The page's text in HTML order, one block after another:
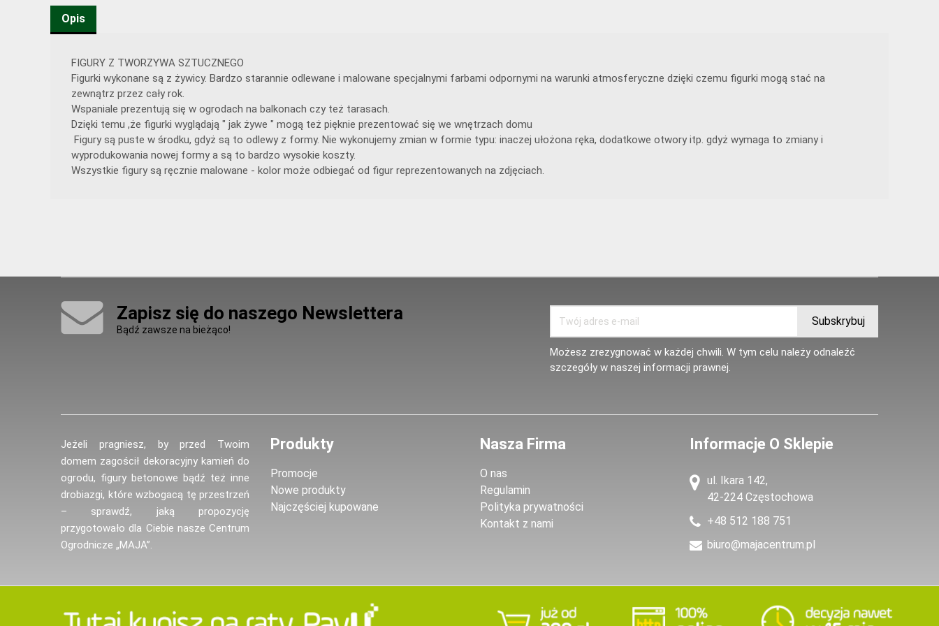
Opis
FIGURY Z TWORZYWA SZTUCZNEGO
Figurki wykonane są z żywicy. Bardzo starannie odlewane i malowane specjalnymi farbami odpornymi na warunki atmosferyczne dzięki czemu figurki mogą stać na
zewnątrz przez cały rok.
Wspaniale prezentują się w ogrodach na balkonach czy też tarasach.
Dzięki temu ,że figurki wyglądają " jak żywe " mogą też pięknie prezentować się we wnętrzach domu
Figury są puste w środku, gdyż są to odlewy z formy. Nie wykonujemy zmian w formie typu: inaczej ułożona ręka, dodatkowe otwory itp. gdyż wymaga to zmiany i
wyprodukowania nowej formy a są to bardzo wysokie koszty.
Wszystkie figury są ręcznie malowane - kolor może odbiegać od figur reprezentowanych na zdjęciach.
Zapisz się do naszego Newslettera
Bądź zawsze na bieżąco!
Możesz zrezygnować w każdej chwili. W tym celu należy odnaleźć
szczegóły w naszej informacji prawnej.
Jeżeli pragniesz, by przed Twoim
domem zagościł dekoracyjny kamień do
ogrodu, figury betonowe bądź też inne
drobiazgi, które wzbogacą tę przestrzeń
– sprawdź, jaką propozycję
przygotowało dla Ciebie nasze Centrum
Ogrodnicze „MAJA”.
Produkty
Promocje
Nowe produkty
Najczęściej kupowane
Nasza Firma
O nas
Regulamin
Polityka prywatności
Kontakt z nami
Informacje O Sklepie
ul. Ikara 142,
42-224 Częstochowa
+48 512 188 751
biuro@majacentrum.pl